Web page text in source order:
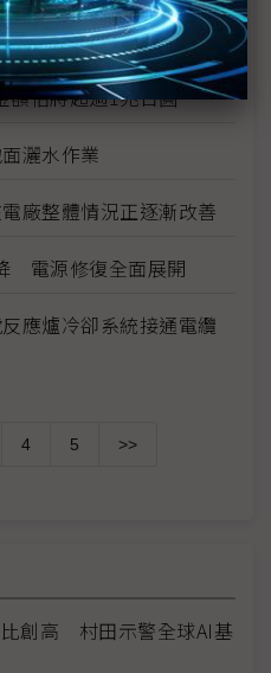
額估將超過1兆日圓
灑水作業
廠整體情況正逐漸改善
電源修復全面展開
應爐冷卻系統接通電纜
4 5 >>
創高 村田示警全球AI基